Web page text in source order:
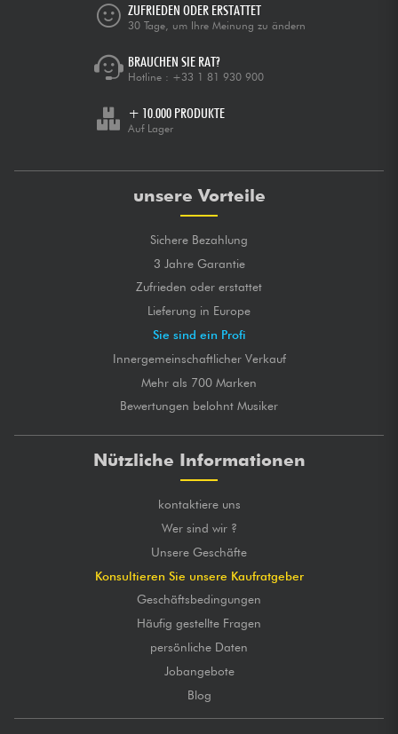
ZUFRIEDEN ODER ERSTATTET
30 Tage, um Ihre Meinung zu ändern
BRAUCHEN SIE RAT?
Hotline : +33 1 81 930 900
+ 10.000 PRODUKTE
Auf Lager
unsere Vorteile
Sichere Bezahlung
3 Jahre Garantie
Zufrieden oder erstattet
Lieferung in Europe
Sie sind ein Profi
Innergemeinschaftlicher Verkauf
Mehr als 700 Marken
Bewertungen belohnt Musiker
Nützliche Informationen
kontaktiere uns
Wer sind wir ?
Unsere Geschäfte
Konsultieren Sie unsere Kaufratgeber
Geschäftsbedingungen
Häufig gestellte Fragen
persönliche Daten
Jobangebote
Blog